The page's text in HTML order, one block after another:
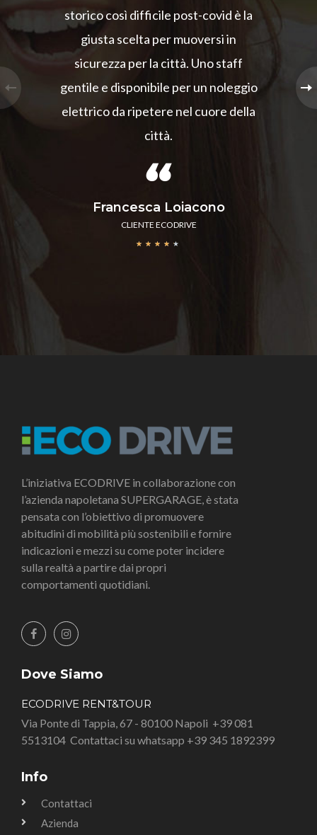
storico così difficile post-covid è la
giusta scelta per muoversi in
sicurezza per la città. Uno staff
gentile e disponibile per un noleggio
elettrico da ripetere nel cuore della
città.
Francesca Loiacono
CLIENTE ECODRIVE
★ ★ ★ ★ ★
L’iniziativa ECODRIVE in collaborazione con
l’azienda napoletana SUPERGARAGE, è stata
pensata con l’obiettivo di promuovere
abitudini di mobilità più sostenibili e fornire
indicazioni e mezzi su come poter incidere
sulla realtà a partire dai propri
comportamenti quotidiani.
Dove Siamo
ECODRIVE RENT&TOUR
Via Ponte di Tappia, 67 - 80100 Napoli +39 081
5513104 Contattaci su whatsapp +39 345 1892399
Info
Contattaci
Azienda